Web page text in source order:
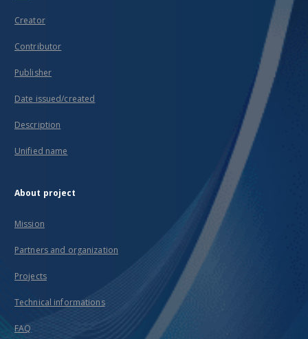
Creator
Contributor
Publisher
Date issued/created
Description
Unified name
About project
Mission
Partners and organization
Projects
Technical informations
FAQ